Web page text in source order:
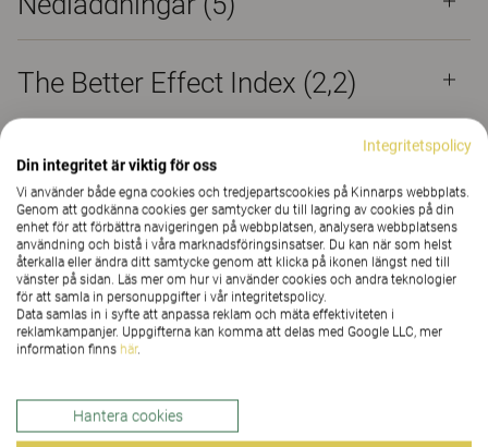
The Better Effect Index (2,2)
Du & Jag
Möbeln är tillverkad i björk FSC 100 % . Stoppningen
på de mjuka kuddarna och sitsen är stoppade med
giftfria material som naturlatex och kokosfibrer för
att bidra till ett giftfritt miljötänk. Framtidens möbel
& JAG är formgiven av Jenny Fingal och Eva-
Johanna Isestig.
Integritetspolicy
Din integritet är viktig för oss
Vi använder både egna cookies och tredjepartscookies på Kinnarps webbplats.
Genom att godkänna cookies ger samtycker du till lagring av cookies på din
enhet för att förbättra navigeringen på webbplatsen, analysera webbplatsens
användning och bistå i våra marknadsföringsinsatser. Du kan när som helst
återkalla eller ändra ditt samtycke genom att klicka på ikonen längst ned till
vänster på sidan. Läs mer om hur vi använder cookies och andra teknologier
för att samla in personuppgifter i vår integritetspolicy.
Data samlas in i syfte att anpassa reklam och mäta effektiviteten i
reklamkampanjer. Uppgifterna kan komma att delas med Google LLC, mer
information finns här.
Hantera cookies